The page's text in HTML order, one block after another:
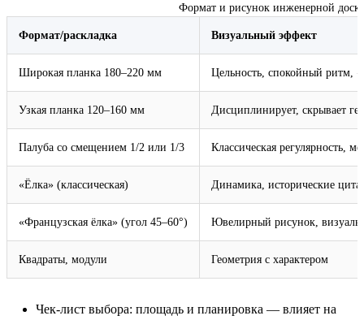
Формат и рисунок инженерной
Формат/раскладка Визуальный эффект
Широкая планка 180–220 мм Цельность, спокойный ритм,
Узкая планка 120–160 мм Дисциплинирует, скрывает
Палуба со смещением 1/2 или 1/3 Классическая регулярность,
«Ёлка» (классическая) Динамика, исторические
«Французская ёлка» (угол 45–60°) Ювелирный рисунок,
Квадраты, модули Геометрия с характером
Чек‑лист выбора: площадь и планировка — влияет на